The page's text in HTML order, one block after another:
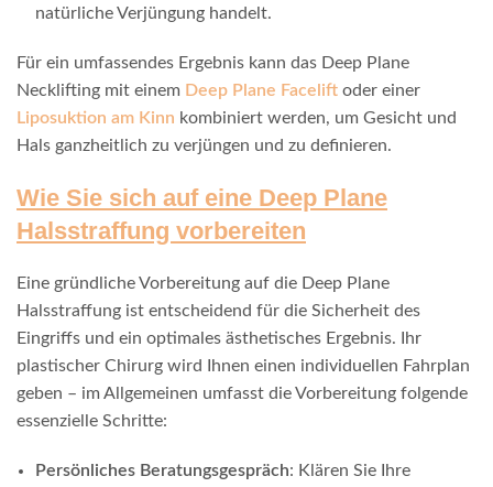
natürliche Verjüngung handelt.
Für ein umfassendes Ergebnis kann das Deep Plane
Necklifting mit einem Deep Plane Facelift oder einer
Liposuktion am Kinn kombiniert werden, um Gesicht und
Hals ganzheitlich zu verjüngen und zu definieren.
Wie Sie sich auf eine Deep Plane
Halsstraffung vorbereiten
Eine gründliche Vorbereitung auf die Deep Plane
Halsstraffung ist entscheidend für die Sicherheit des
Eingriffs und ein optimales ästhetisches Ergebnis. Ihr
plastischer Chirurg wird Ihnen einen individuellen Fahrplan
geben – im Allgemeinen umfasst die Vorbereitung folgende
essenzielle Schritte:
Persönliches Beratungsgespräch: Klären Sie Ihre